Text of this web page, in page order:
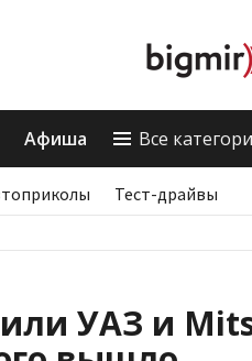
Афиша Все
Тест-драйвы
УАЗ и